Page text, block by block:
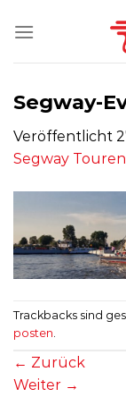
Inhalt
Segway-
Veröffentlicht
Segway
Trackbacks sind
posten.
← Zurück
Weiter →